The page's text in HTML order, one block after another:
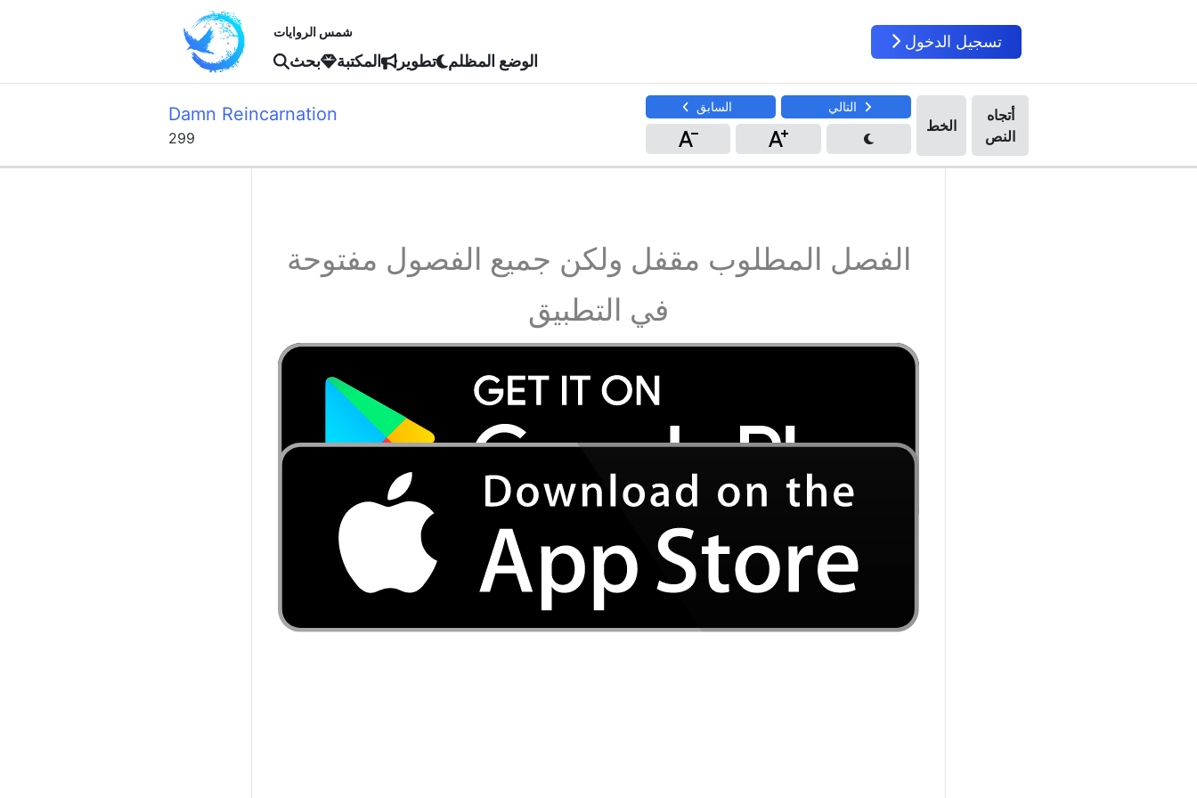
شمس الروايات
بحث المكتبة تطوير الوضع المظلم
تسجيل الدخول
Damn Reincarnation
299
السابق التالي
الفصل المطلوب مقفل ولكن جميع الفصول مفتوحة
في التطبيق